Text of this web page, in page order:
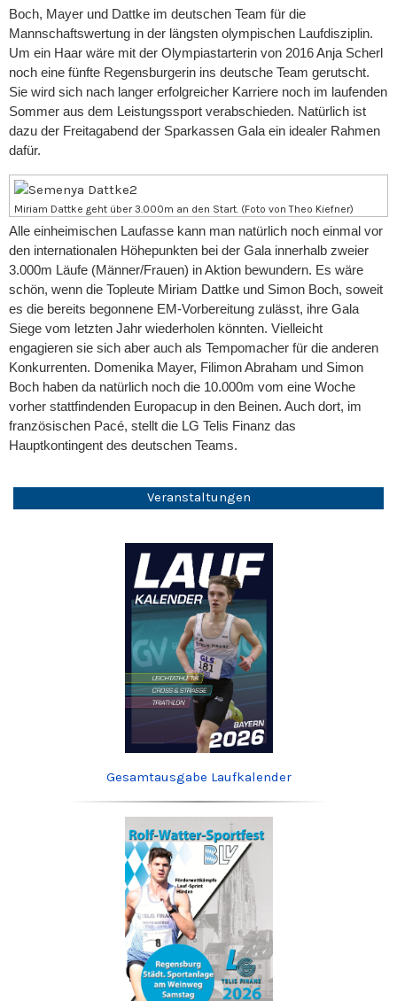
Boch, Mayer und Dattke im deutschen Team für die
Mannschaftswertung in der längsten olympischen Laufdisziplin.
Um ein Haar wäre mit der Olympiastarterin von 2016 Anja Scherl
noch eine fünfte Regensburgerin ins deutsche Team gerutscht.
Sie wird sich nach langer erfolgreicher Karriere noch im laufenden
Sommer aus dem Leistungssport verabschieden. Natürlich ist
dazu der Freitagabend der Sparkassen Gala ein idealer Rahmen
dafür.
Miriam Dattke geht über 3.000m an den Start. (Foto von Theo Kiefner)
Alle einheimischen Laufasse kann man natürlich noch einmal vor
den internationalen Höhepunkten bei der Gala innerhalb zweier
3.000m Läufe (Männer/Frauen) in Aktion bewundern. Es wäre
schön, wenn die Topleute Miriam Dattke und Simon Boch, soweit
es die bereits begonnene EM-Vorbereitung zulässt, ihre Gala
Siege vom letzten Jahr wiederholen könnten. Vielleicht
engagieren sie sich aber auch als Tempomacher für die anderen
Konkurrenten. Domenika Mayer, Filimon Abraham und Simon
Boch haben da natürlich noch die 10.000m vom eine Woche
vorher stattfindenden Europacup in den Beinen. Auch dort, im
französischen Pacé, stellt die LG Telis Finanz das
Hauptkontingent des deutschen Teams.
Veranstaltungen
Gesamtausgabe Laufkalender